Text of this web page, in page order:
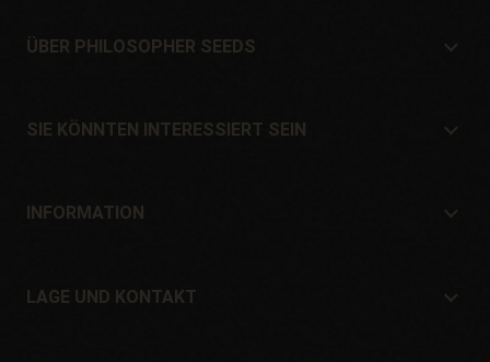
ÜBER PHILOSOPHER SEEDS
Lage und Kontakt
SIE KÖNNTEN INTERESSIERT SEIN
Angebote
INFORMATION
Garantien und Rücksendungen
LAGE UND KONTAKT